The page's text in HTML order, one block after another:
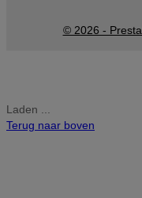
© 2026 -
Laden ...
Terug naar boven